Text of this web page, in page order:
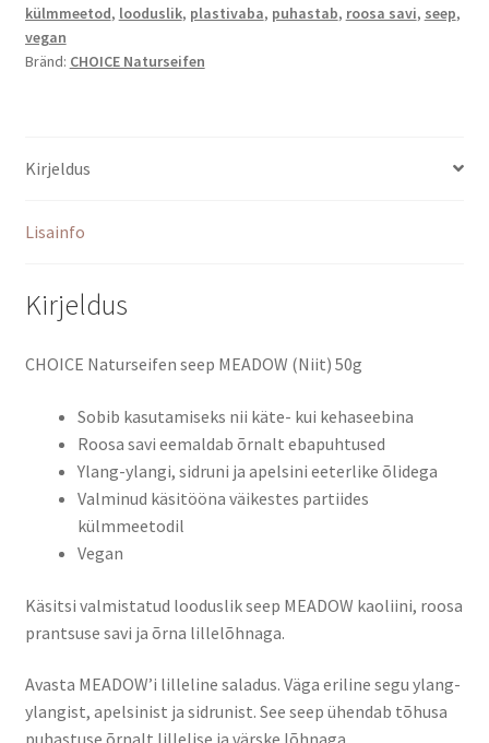
külmmeetod, looduslik, plastivaba, puhastab, roosa savi, seep,
vegan
Bränd: CHOICE Naturseifen
Kirjeldus
Lisainfo
Kirjeldus
CHOICE Naturseifen seep MEADOW (Niit) 50g
Sobib kasutamiseks nii käte- kui kehaseebina
Roosa savi eemaldab õrnalt ebapuhtused
Ylang-ylangi, sidruni ja apelsini eeterlike õlidega
Valminud käsitööna väikestes partiides
külmmeetodil
Vegan
Käsitsi valmistatud looduslik seep MEADOW kaoliini, roosa
prantsuse savi ja õrna lillelõhnaga.
Avasta MEADOW’i lilleline saladus. Väga eriline segu ylang-
ylangist, apelsinist ja sidrunist. See seep ühendab tõhusa